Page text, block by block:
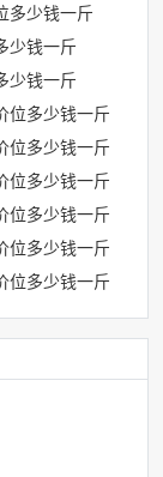
多少钱一斤
少钱一斤
少钱一斤
位多少钱一斤
位多少钱一斤
位多少钱一斤
位多少钱一斤
位多少钱一斤
位多少钱一斤